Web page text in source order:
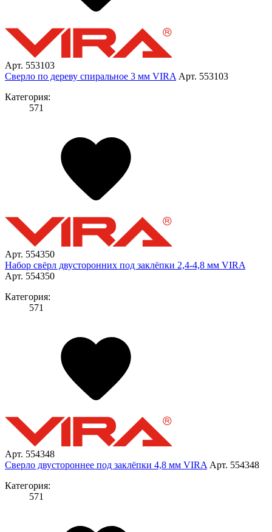
Арт. 553103
Сверло по дереву спиральное 3 мм VIRA Арт. 553103
Категория:
571
Арт. 554350
Набор свёрл двусторонних под заклёпки 2,4-4,8 мм VIRA
Арт. 554350
Категория:
571
Арт. 554348
Сверло двустороннее под заклёпки 4,8 мм VIRA Арт. 554348
Категория:
571